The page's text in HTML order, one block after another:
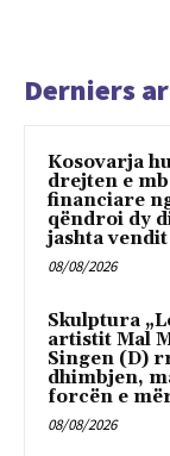
Derniers
Kosovarja
drejten e
financiare
qëndroi dy
jashta vendit
08/08/2026
Skulptura
artistit Mal
Singen (D)
dhimbjen,
forcën e
08/08/2026